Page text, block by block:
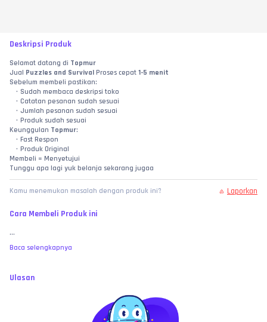
Deskripsi Produk
Selamat datang di Topmur
Jual Puzzles and Survival Proses cepat 1-5 menit
Sebelum membeli pastikan:
Sudah membaca deskripsi toko
Catatan pesanan sudah sesuai
Jumlah pesanan sudah sesuai
Produk sudah sesuai
Keunggulan Topmur:
Fast Respon
Produk Original
Membeli = Menyetujui
Tunggu apa lagi yuk belanja sekarang jugaa
Kamu menemukan masalah dengan produk ini? Laporkan
Cara Membeli Produk ini
...
Baca selengkapnya
Ulasan